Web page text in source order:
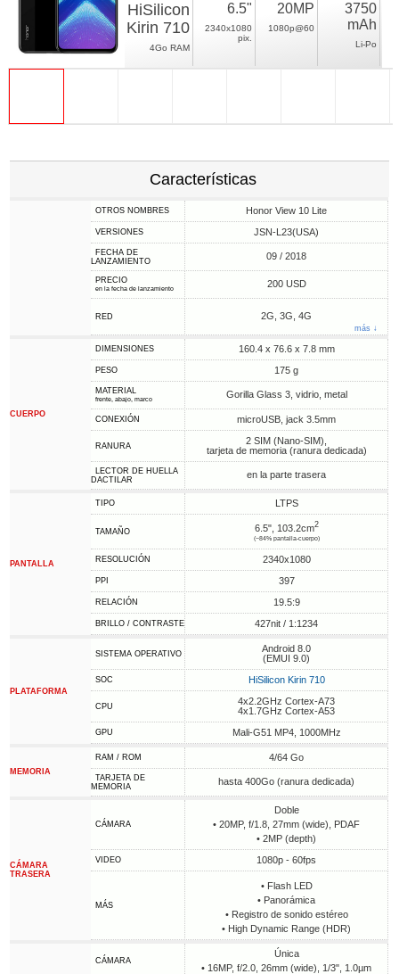
HiSilicon
Kirin 710
4Go RAM
6.5"
2340x1080
pix.
20MP
1080p@60
3750
mAh
Li-Po
Características
OTROS NOMBRES Honor View 10 Lite
VERSIONES JSN-L23(USA)
FECHA DE
LANZAMIENTO
09 / 2018
PRECIO
en la fecha de lanzamiento 200 USD
RED 2G, 3G, 4G
más ↓
CUERPO
DIMENSIONES 160.4 x 76.6 x 7.8 mm
PESO 175 g
MATERIAL
frente, abajo, marco Gorilla Glass 3, vidrio, metal
CONEXIÓN microUSB, jack 3.5mm
RANURA
2 SIM (Nano-SIM),
tarjeta de memoria (ranura dedicada)
LECTOR DE HUELLA
DACTILAR
en la parte trasera
PANTALLA
TIPO LTPS
TAMAÑO 6.5", 103.2cm2
(~84% pantalla-cuerpo)
RESOLUCIÓN 2340x1080
PPI 397
RELACIÓN 19.5:9
BRILLO / CONTRASTE 427nit / 1:1234
PLATAFORMA
SISTEMA OPERATIVO
Android 8.0
(EMUI 9.0)
SOC HiSilicon Kirin 710
CPU
4x2.2GHz Cortex-A73
4x1.7GHz Cortex-A53
GPU Mali-G51 MP4, 1000MHz
MEMORIA
RAM / ROM 4/64 Go
TARJETA DE
MEMORIA
hasta 400Go (ranura dedicada)
CÁMARA
TRASERA
CÁMARA
Doble
• 20MP, f/1.8, 27mm (wide), PDAF
• 2MP (depth)
VIDEO 1080p - 60fps
MÁS
• Flash LED
• Panorámica
• Registro de sonido estéreo
• High Dynamic Range (HDR)
CÁMARA
Única
• 16MP, f/2.0, 26mm (wide), 1/3", 1.0µm